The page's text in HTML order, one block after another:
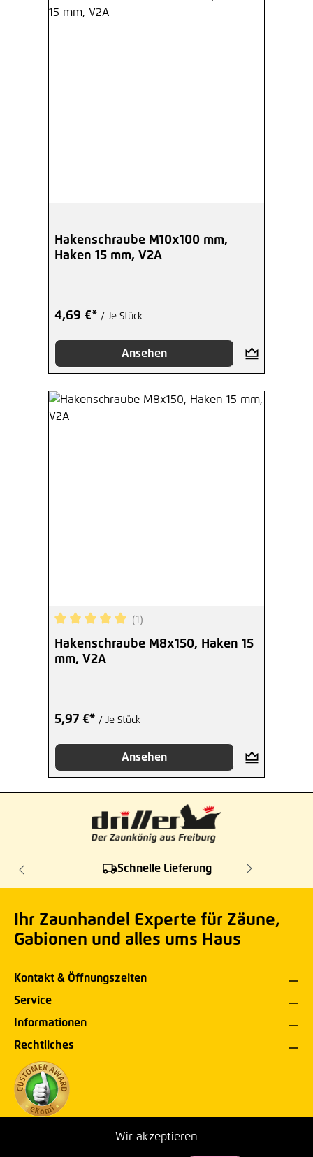
Hakenschraube M10x100 mm,
Haken 15 mm, V2A
4,69 €* / Je Stück
Ansehen
Durchschnittliche Bewertung von 5 von 5
(1)
Hakenschraube M8x150, Haken 15
mm, V2A
5,97 €* / Je Stück
Ansehen
Schnelle Lieferung
Ihr Zaunhandel Experte für Zäune,
Gabionen und alles ums Haus
Kontakt & Öffnungszeiten
Service
Informationen
Rechtliches
Wir akzeptieren